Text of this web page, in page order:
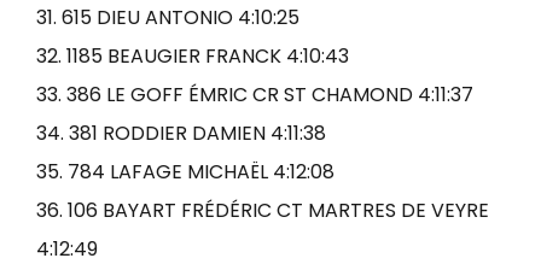
31. 615 DIEU ANTONIO 4:10:25
32. 1185 BEAUGIER FRANCK 4:10:43
33. 386 LE GOFF ÉMRIC CR ST CHAMOND 4:11:37
34. 381 RODDIER DAMIEN 4:11:38
35. 784 LAFAGE MICHAËL 4:12:08
36. 106 BAYART FRÉDÉRIC CT MARTRES DE VEYRE
4:12:49